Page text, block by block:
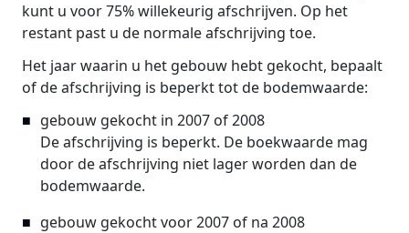
kunt u voor 75% willekeurig afschrijven. Op het
restant past u de normale afschrijving toe.
Het jaar waarin u het gebouw hebt gekocht, bepaalt
of de afschrijving is beperkt tot de bodemwaarde:
gebouw gekocht in 2007 of 2008
De afschrijving is beperkt. De boekwaarde mag
door de afschrijving niet lager worden dan de
bodemwaarde.
gebouw gekocht voor 2007 of na 2008